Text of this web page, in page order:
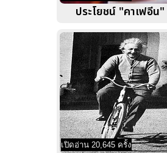
ประโยชน์ "คาเฟอีน
เปิดอ่าน 20,645 ครั้ง